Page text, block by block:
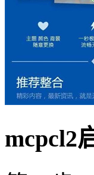
mcpcl2